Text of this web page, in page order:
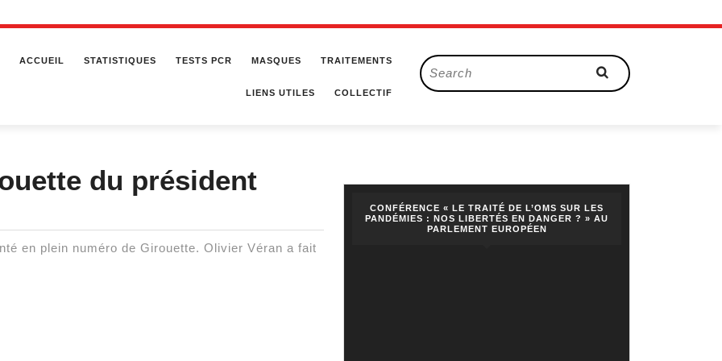
ACCUEIL STATISTIQUES TESTS PCR MASQUES TRAITEMENTS
LIENS UTILES COLLECTIF
Search
for:
du président
en plein numéro de Girouette. Olivier Véran a fait
CONFÉRENCE « LE TRAITÉ DE L’OMS SUR LES
PANDÉMIES : NOS LIBERTÉS EN DANGER ? » AU
PARLEMENT EUROPÉEN